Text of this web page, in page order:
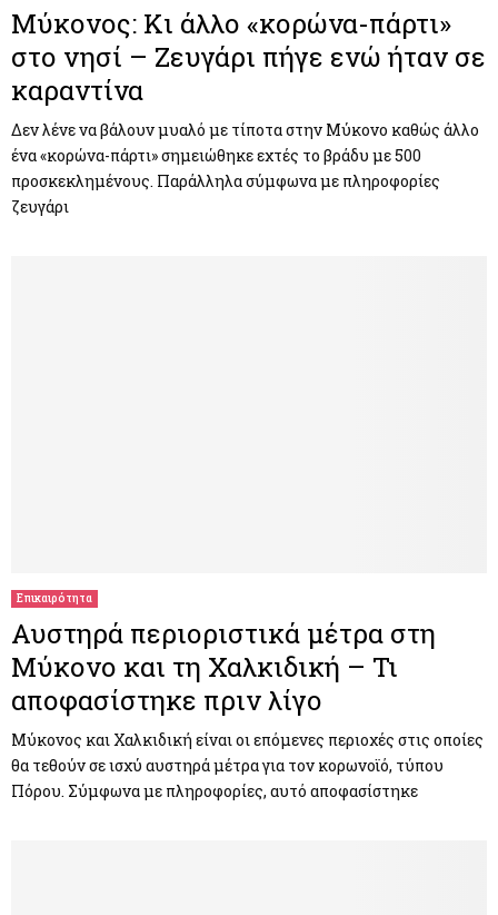
Μύκονος: Κι άλλο «κορώνα-πάρτι»
στο νησί – Ζευγάρι πήγε ενώ ήταν σε
καραντίνα
Δεν λένε να βάλουν μυαλό με τίποτα στην Μύκονο καθώς άλλο
ένα «κορώνα-πάρτι» σημειώθηκε εχτές το βράδυ με 500
προσκεκλημένους. Παράλληλα σύμφωνα με πληροφορίες
ζευγάρι
Επικαιρότητα
Αυστηρά περιοριστικά μέτρα στη
Μύκονο και τη Χαλκιδική – Τι
αποφασίστηκε πριν λίγο
Μύκονος και Χαλκιδική είναι οι επόμενες περιοχές στις οποίες
θα τεθούν σε ισχύ αυστηρά μέτρα για τον κορωνοϊό, τύπου
Πόρου. Σύμφωνα με πληροφορίες, αυτό αποφασίστηκε